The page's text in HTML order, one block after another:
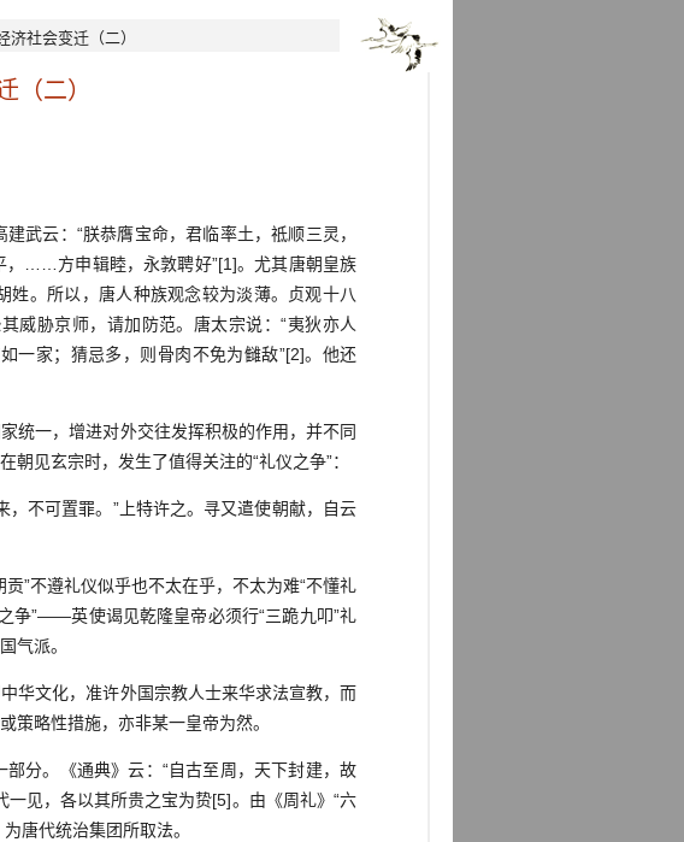
济社会变迁（二）
（二）
云：“朕恭膺宝命，君临率土，祗顺三灵，
，……方申辑睦，永敦聘好”[1]。尤其唐朝皇族
姓。所以，唐人种族观念较为淡薄。贞观十八
威胁京师，请加防范。唐太宗说：“夷狄亦人
一家；猜忌多，则骨肉不免为雠敌”[2]。他还
一，增进对外交往发挥积极的作用，并不同
见玄宗时，发生了值得关注的“礼仪之争”：
不可置罪。”上特许之。寻又遣使朝献，自云
”不遵礼仪似乎也不太在乎，不太为难“不懂礼
争”——英使谒见乾隆皇帝必须行“三跪九叩”礼
气派。
文化，准许外国宗教人士来华求法宣教，而
策略性措施，亦非某一皇帝为然。
分。《通典》云：“自古至周，天下封建，故
见，各以其所贵之宝为贽[5]。由《周礼》“六
唐代统治集团所取法。